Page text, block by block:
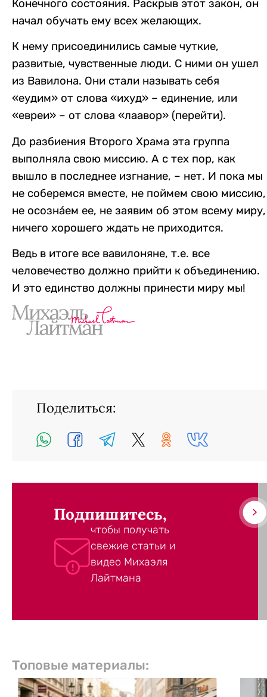
Конечного состояния. Раскрыв этот закон, он
начал обучать ему всех желающих.
К нему присоединились самые чуткие,
развитые, чувственные люди. С ними он ушел
из Вавилона. Они стали называть себя
«еудим» от слова «ихуд» – единение, или
«евреи» – от слова «лаавор» (перейти).
До разбиения Второго Храма эта группа
выполняла свою миссию. А с тех пор, как
вышло в последнее изгнание, – нет. И пока мы
не соберемся вместе, не поймем свою миссию,
не осозна́ем ее, не заявим об этом всему миру,
ничего хорошего ждать не приходится.
Ведь в итоге все вавилоняне, т.е. все
человечество должно прийти к объединению.
И это единство должны принести миру мы!
Поделиться:
Подпишитесь,
чтобы получать
свежие статьи и
видео Михаэля
Лайтмана
Топовые материалы: